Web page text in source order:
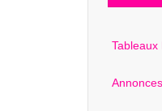
Tableaux